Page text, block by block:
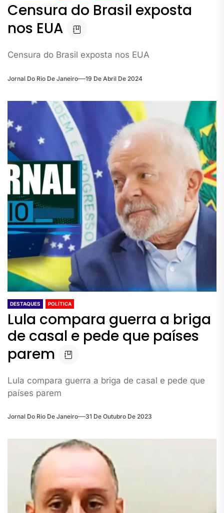
Censura do Brasil exposta
nos EUA
Censura do Brasil exposta nos EUA
Jornal Do Rio De Janeiro 19 De Abril De 2024
DESTAQUES POLÍTICA
Lula compara guerra a briga
de casal e pede que países
parem
Lula compara guerra a briga de casal e pede que
países parem
Jornal Do Rio De Janeiro 31 De Outubro De 2023